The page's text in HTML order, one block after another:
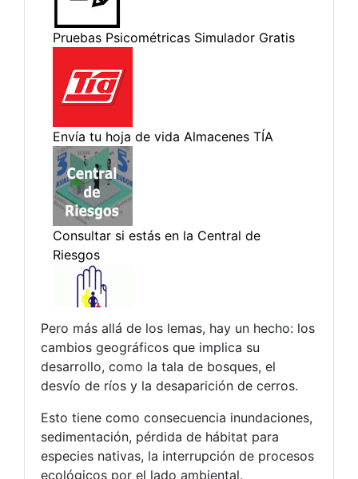
Pero más allá de los lemas, hay un hecho: los
cambios geográficos que implica su
desarrollo, como la tala de bosques, el
desvío de ríos y la desaparición de cerros.
Esto tiene como consecuencia inundaciones,
sedimentación, pérdida de hábitat para
especies nativas, la interrupción de procesos
ecológicos por el lado ambiental.